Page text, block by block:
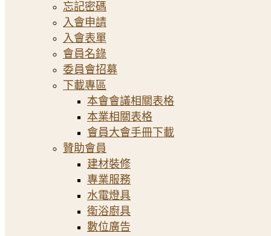
忘記密碼
入會申請
入會表單
會員名錄
委員會招募
下載專區
本會會議相關表格
本業相關表格
會員大會手冊下載
贊助會員
建材裝修
專業服務
水電燈具
衛浴廚具
數位廣告